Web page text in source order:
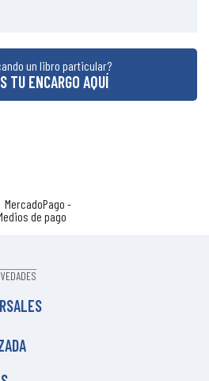
un libro particular?
TU ENCARGO AQUÍ